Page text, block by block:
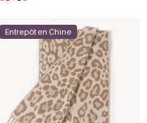
Entrepôt en Chine